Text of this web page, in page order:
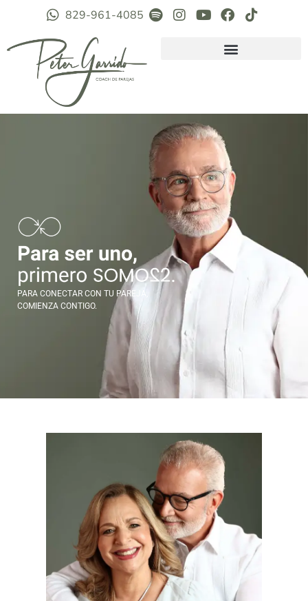
829-961-4085
PARA CONECTAR CON TU PAREJA,
COMIENZA CONTIGO.